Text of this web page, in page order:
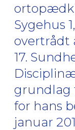
Sygehus
overtrådt
17.
grundlag
for hans
januar